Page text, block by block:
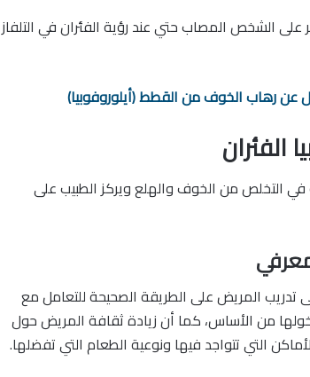
على الشخص المصاب حتي عند رؤية الفئران في التلفاز
عن رهاب الخوف من القطط (أيلوروفوبيا)
الفئران
في التخلص من الخوف والهلع ويركز الطبيب على
تدريب المريض على الطريقة الصحيحة للتعامل مع
من الأساس، كما أن زيادة ثقافة المريض حول
التي تتواجد فيها ونوعية الطعام التي تفضلها.